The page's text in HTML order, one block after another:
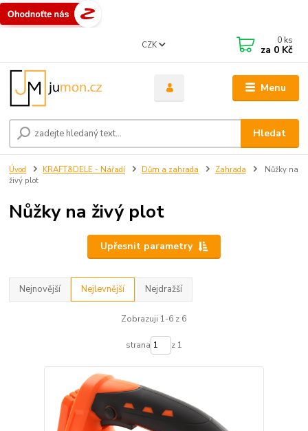
Menu
CZK
Hledat
0 ks
za 0 Kč
Úvod KRAFT&DELE - Nářadí Dům a zahrada Zahrada
Nůžky na
živý plot
Nůžky na živý plot
Upřesnit parametry
Nejnovější Nejlevnější Nejdražší
Zobrazuji 1-6 z 6
strana z 1